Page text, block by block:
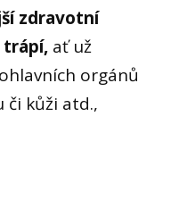
zdravotní
trápí, ať už
orgánů
kůži atd.,